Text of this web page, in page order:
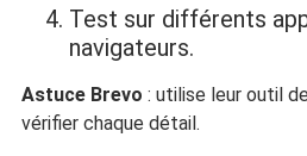
Test sur différents
navigateurs.
Astuce Brevo : utilise leur outil
vérifier chaque détail.